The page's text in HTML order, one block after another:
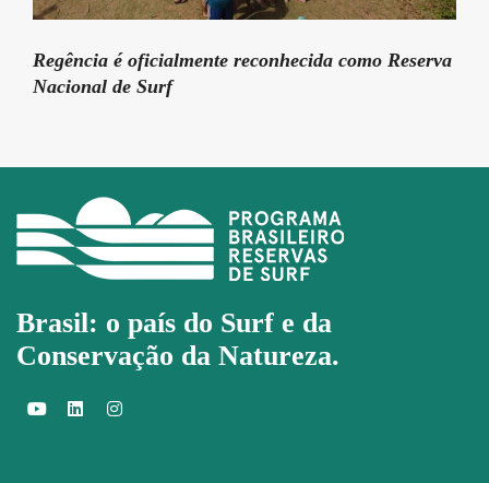
Regência é oficialmente reconhecida como Reserva
Nacional de Surf
Brasil: o país do Surf e da
Conservação da Natureza.